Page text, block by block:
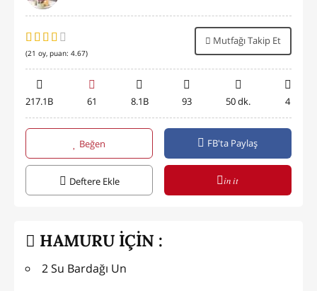
(21 oy, puan: 4.67)
Mutfağı Takip Et
217.1B 61 8.1B 93 50 dk. 4
Beğen FB'ta Paylaş
Deftere Ekle in it
HAMURU İÇİN :
2 Su Bardağı Un